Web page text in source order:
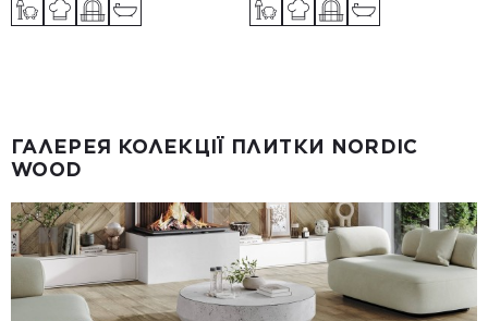
ГАЛЕРЕЯ КОЛЕКЦІЇ ПЛИТКИ NORDIC
WOOD